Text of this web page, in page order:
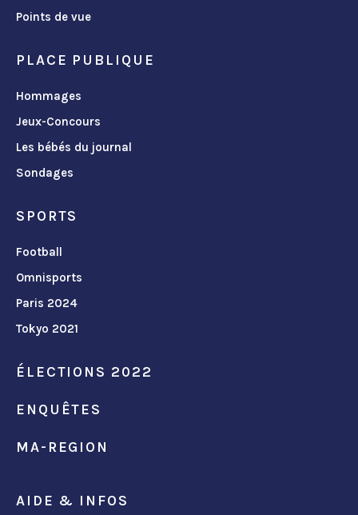
Points de vue
PLACE PUBLIQUE
Hommages
Jeux-Concours
Les bébés du journal
Sondages
SPORTS
Football
Omnisports
Paris 2024
Tokyo 2021
ÉLECTIONS 2022
ENQUÊTES
MA-REGION
AIDE & INFOS